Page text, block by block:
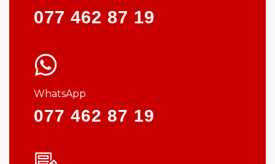
077 462 87 19
WhatsApp
077 462 87 19